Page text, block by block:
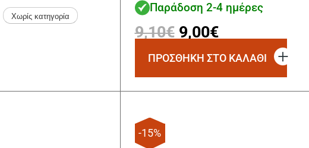
Χωρίς κατηγορία
Παράδοση 2-4 ημέρες
9,10€ Original
price
was:
9,10€.
9,00€Η
τρέχουσα
τιμή
είναι:
ΠΡΟΣΘΗΚΗ ΣΤΟ ΚΑΛΑΘΙ
-15%